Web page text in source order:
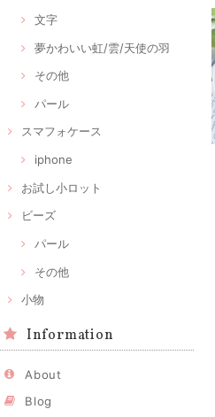
文字
夢かわいい虹/雲/天使の羽
その他
パール
スマフォケース
iphone
お試し小ロット
ビーズ
パール
その他
小物
Information
About
Blog